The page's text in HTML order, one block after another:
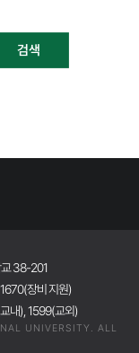
검색
교 38-201
장비 지원)
내), 1599(교외)
UNIVERSITY. ALL